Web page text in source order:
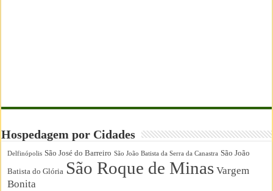
Hospedagem por Cidades
Delfinópolis São José do Barreiro São João Batista da Serra da Canastra São João
Batista do Glória São Roque de Minas Vargem
Bonita